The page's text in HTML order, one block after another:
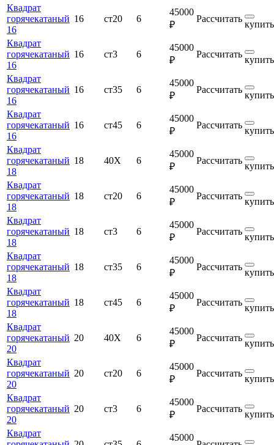
Квадрат
горячекатаный
16
16 ст20 6
45000
₽
Рассчитать
купить
Квадрат
горячекатаный
16
16 ст3 6
45000
₽
Рассчитать
купить
Квадрат
горячекатаный
16
16 ст35 6
45000
₽
Рассчитать
купить
Квадрат
горячекатаный
16
16 ст45 6
45000
₽
Рассчитать
купить
Квадрат
горячекатаный
18
18 40Х 6
45000
₽
Рассчитать
купить
Квадрат
горячекатаный
18
18 ст20 6
45000
₽
Рассчитать
купить
Квадрат
горячекатаный
18
18 ст3 6
45000
₽
Рассчитать
купить
Квадрат
горячекатаный
18
18 ст35 6
45000
₽
Рассчитать
купить
Квадрат
горячекатаный
18
18 ст45 6
45000
₽
Рассчитать
купить
Квадрат
горячекатаный
20
20 40Х 6
45000
₽
Рассчитать
купить
Квадрат
горячекатаный
20
20 ст20 6
45000
₽
Рассчитать
купить
Квадрат
горячекатаный
20
20 ст3 6
45000
₽
Рассчитать
купить
Квадрат
45000